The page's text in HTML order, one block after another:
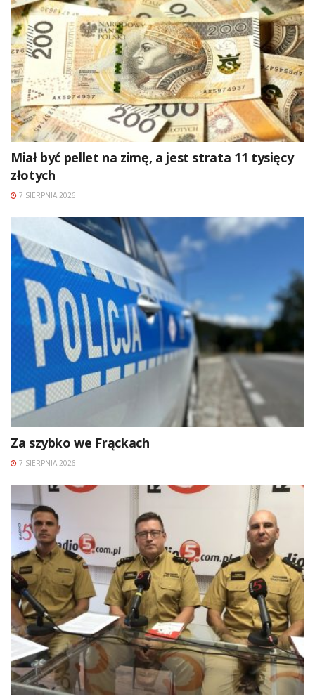
Miał być pellet na zimę, a jest strata 11 tysięcy
złotych
7 SIERPNIA 2026
Za szybko we Frąckach
7 SIERPNIA 2026